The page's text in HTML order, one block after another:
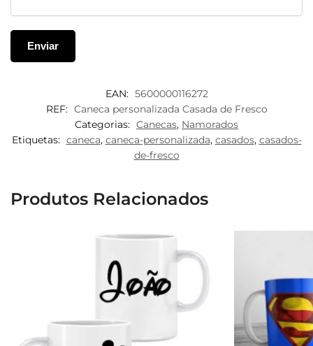
EAN: 5600000116272
REF: Caneca personalizada Casada de Fresco
Categorias: Canecas, Namorados
Etiquetas: caneca, caneca-personalizada, casados, casados-
de-fresco
Produtos Relacionados